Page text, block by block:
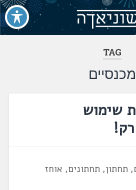
TAG
מכנסיים
שימוש
תחתון, תחתונים, אוחז